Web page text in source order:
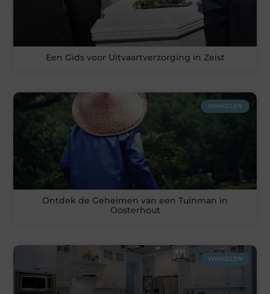
Een Gids voor Uitvaartverzorging in Zeist
WINKELEN
Ontdek de Geheimen van een Tuinman in
Oosterhout
WINKELEN